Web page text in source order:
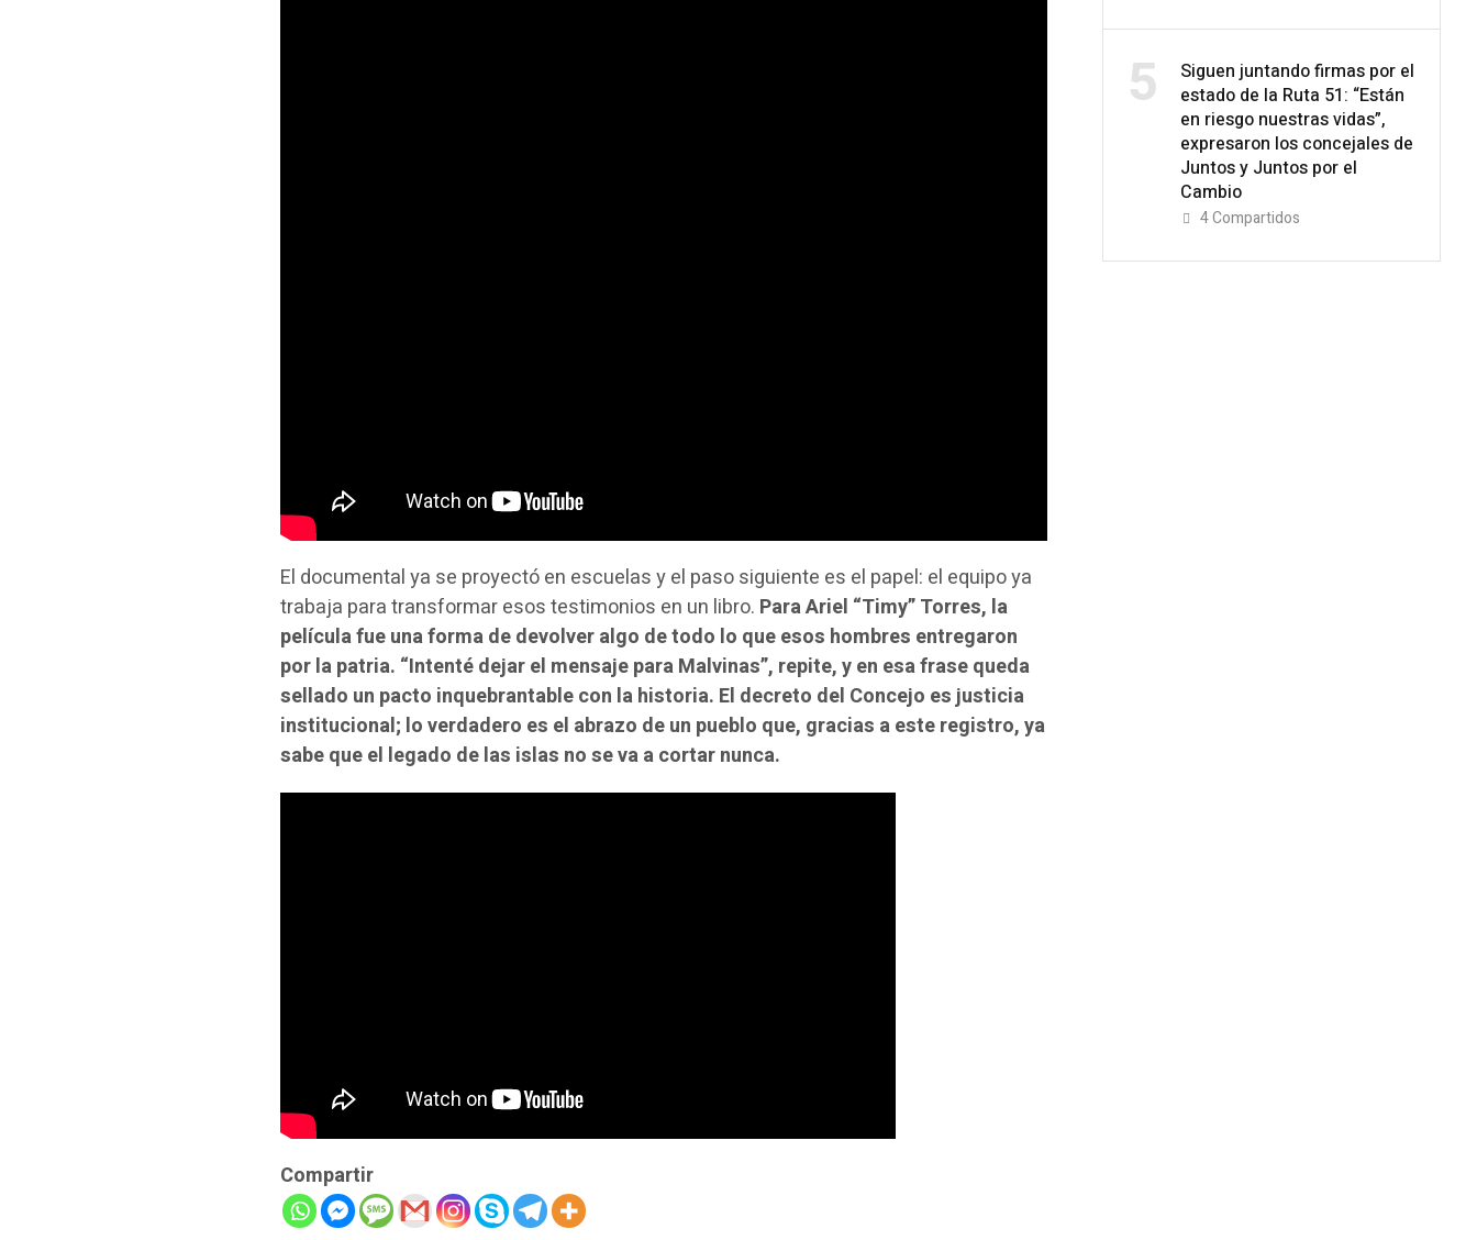
El documental ya se proyectó en escuelas y el paso siguiente es el papel: el equipo ya
trabaja para transformar esos testimonios en un libro. Para Ariel “Timy” Torres, la
película fue una forma de devolver algo de todo lo que esos hombres entregaron
por la patria. “Intenté dejar el mensaje para Malvinas”, repite, y en esa frase queda
sellado un pacto inquebrantable con la historia. El decreto del Concejo es justicia
institucional; lo verdadero es el abrazo de un pueblo que, gracias a este registro, ya
sabe que el legado de las islas no se va a cortar nunca.
Compartir
5
Siguen juntando firmas por el
estado de la Ruta 51: “Están
en riesgo nuestras vidas”,
expresaron los concejales de
Juntos y Juntos por el
Cambio
4Compartidos